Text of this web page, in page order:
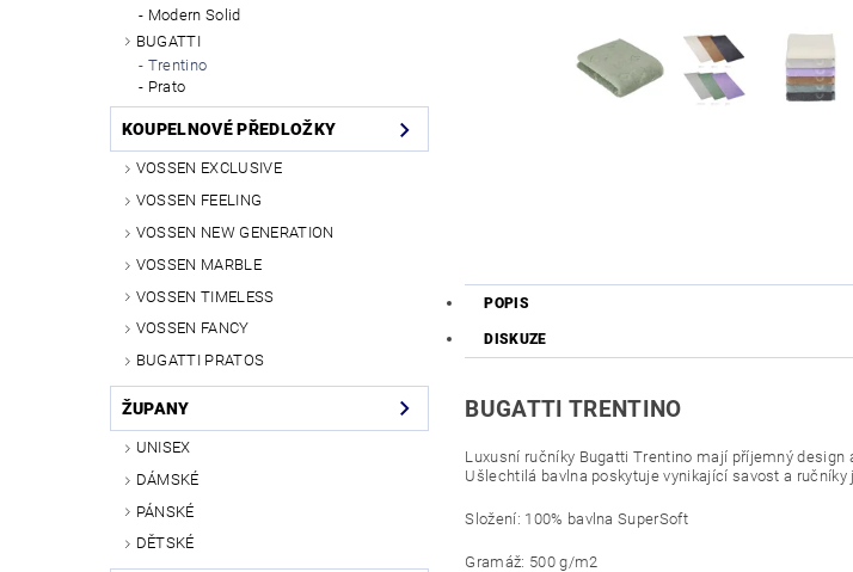
Modern Solid
BUGATTI
Trentino
Prato
KOUPELNOVÉ PŘEDLOŽKY
VOSSEN EXCLUSIVE
VOSSEN FEELING
VOSSEN NEW GENERATION
VOSSEN MARBLE
VOSSEN TIMELESS
VOSSEN FANCY
BUGATTI PRATOS
ŽUPANY
UNISEX
DÁMSKÉ
PÁNSKÉ
DĚTSKÉ
POPIS
DISKUZE
BUGATTI TRENTINO
Luxusní ručníky Bugatti Trentino mají příjemný
Ušlechtilá bavlna poskytuje vynikající savost a
Složení: 100% bavlna SuperSoft
Gramáž: 500 g/m2